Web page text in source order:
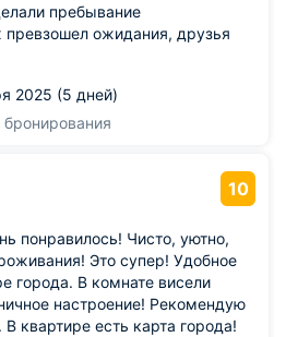
пребывание
ожидания, друзья
2025 (5 дней)
10
понравилось! Чисто, уютно,
Это супер! Удобное
города. В комнате висели
настроение! Рекомендую
квартире есть карта города!